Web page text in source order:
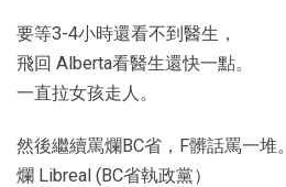
要等3-4小時還看不到醫生，
飛回 Alberta看醫生還快一點。
一直拉女孩走人。
然後繼續罵爛BC省，F髒話罵一堆。
爛 Libreal (BC省執政黨）